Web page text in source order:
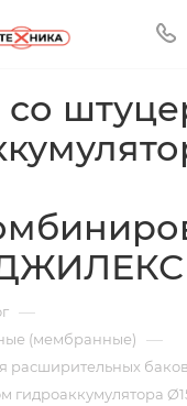
ДЖИЛЕКС
—
(мембранные) —
расширительных баков
гидроаккумулятора